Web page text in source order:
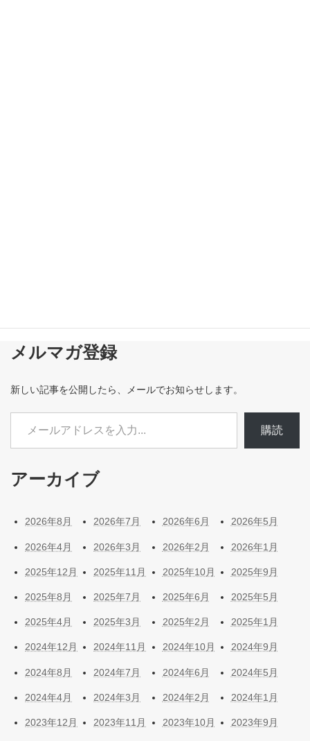
メルマガ登録
新しい記事を公開したら、メールでお知らせします。
メールアドレスを入力...
購読
アーカイブ
2026年8月 2026年7月 2026年6月 2026年5月
2026年4月 2026年3月 2026年2月 2026年1月
2025年12月 2025年11月 2025年10月 2025年9月
2025年8月 2025年7月 2025年6月 2025年5月
2025年4月 2025年3月 2025年2月 2025年1月
2024年12月 2024年11月 2024年10月 2024年9月
2024年8月 2024年7月 2024年6月 2024年5月
2024年4月 2024年3月 2024年2月 2024年1月
2023年12月 2023年11月 2023年10月 2023年9月